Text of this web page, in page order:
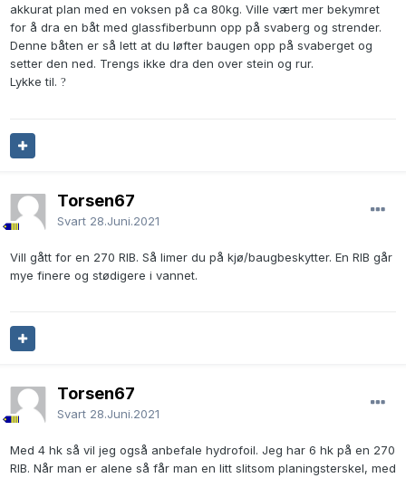
akkurat plan med en voksen på ca 80kg. Ville vært mer bekymret
for å dra en båt med glassfiberbunn opp på svaberg og strender.
Denne båten er så lett at du løfter baugen opp på svaberget og
setter den ned. Trengs ikke dra den over stein og rur.
Lykke til. ?
Torsen67
Svart 28.Juni.2021
Vill gått for en 270 RIB. Så limer du på kjø/baugbeskytter. En RIB går
mye finere og stødigere i vannet.
Torsen67
Svart 28.Juni.2021
Med 4 hk så vil jeg også anbefale hydrofoil. Jeg har 6 hk på en 270
RIB. Når man er alene så får man en litt slitsom planingsterskel, med